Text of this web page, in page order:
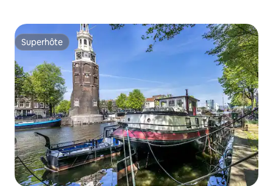
Superhôte
Superhôte